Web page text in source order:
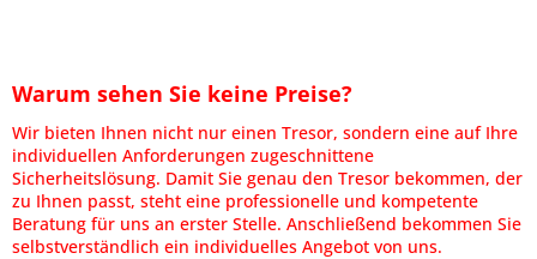
Warum sehen Sie keine Preise?
Wir bieten Ihnen nicht nur einen Tresor, sondern eine auf Ihre
individuellen Anforderungen zugeschnittene
Sicherheitslösung. Damit Sie genau den Tresor bekommen, der
zu Ihnen passt, steht eine professionelle und kompetente
Beratung für uns an erster Stelle. Anschließend bekommen Sie
selbstverständlich ein individuelles Angebot von uns.